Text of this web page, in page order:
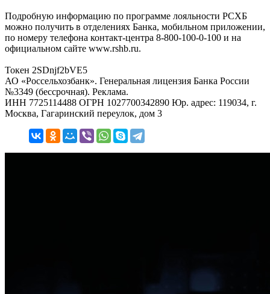
Подробную информацию по программе лояльности РСХБ
можно получить в отделениях Банка, мобильном приложении,
по номеру телефона контакт-центра 8-800-100-0-100 и на
официальном сайте www.rshb.ru.
Токен 2SDnjf2bVE5
АО «Россельхозбанк». Генеральная лицензия Банка России
№3349 (бессрочная). Реклама.
ИНН 7725114488 ОГРН 1027700342890 Юр. адрес: 119034, г.
Москва, Гагаринский переулок, дом 3